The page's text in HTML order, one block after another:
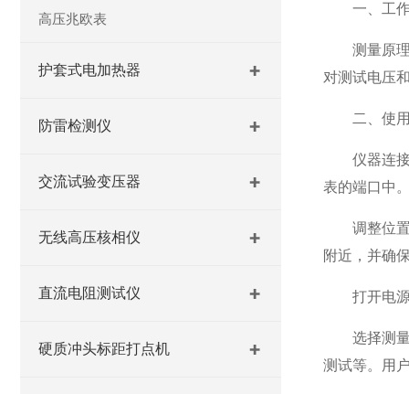
高压兆欧表
护套式电加热器
防雷检测仪
交流试验变压器
无线高压核相仪
直流电阻测试仪
硬质冲头标距打点机
一、工作
测量原理
对测试电压
二、使用
仪器连接
表的端口中
调整位置
附近，并确
打开电源
选择测量
测试等。用